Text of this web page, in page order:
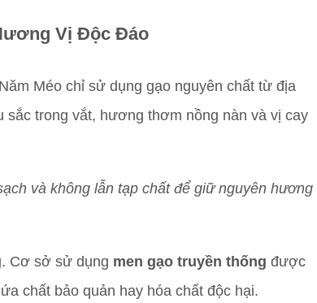
Vị Độc Đáo
Méo chỉ sử dụng gạo nguyên chất từ địa
trong vắt, hương thơm nồng nàn và vị cay
và không lẫn tạp chất để giữ nguyên hương
Cơ sở sử dụng men gạo truyền thống được
chất bảo quản hay hóa chất độc hại.